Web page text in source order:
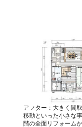
アフター：大きく間
移動といった小さな
階の全面リフォーム